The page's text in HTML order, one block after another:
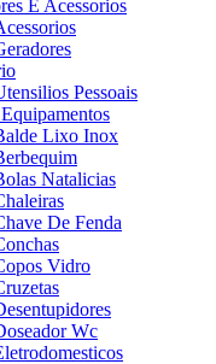
E Acessorios
Pessoais
Lixo Inox
Natalicias
De Fenda
Vidro
Wc